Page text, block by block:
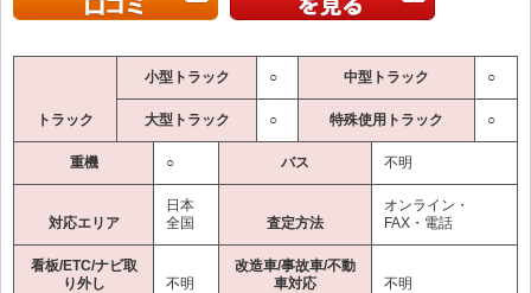
トラック
小型トラック ○ 中型トラック ○
大型トラック ○ 特殊使用トラック ○
重機 ○ バス 不明
対応エリア
日本
全国
査定方法
オンライン・
FAX・電話
看板/ETC/ナビ取
り外し
不明
改造車/事故車/不動
車対応
不明